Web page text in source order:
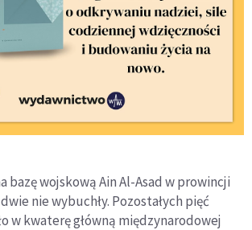
bazę wojskową Ain Al-Asad w prowincji
nie wybuchły. Pozostałych pięć
w kwaterę główną międzynarodowej